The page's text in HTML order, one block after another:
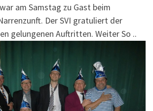
am Samstag zu Gast beim
Der SVI gratuliert der
gelungenen Auftritten. Weiter So ..